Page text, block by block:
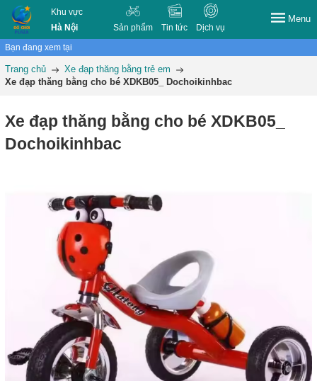
Khu vực
Hà Nội
Sản phẩm Tin tức Dịch vụ
Menu
Bạn đang xem tại
Trang chủ
Xe đạp thăng bằng trẻ em
Xe đạp thăng bằng cho bé XDKB05_ Dochoikinhbac
Xe đạp thăng bằng cho bé XDKB05_
Dochoikinhbac